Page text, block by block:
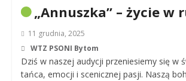
„Annuszka” – życie w
11 grudnia, 2025
WTZ PSONI Bytom
Dziś w naszej audycji przeniesiemy się w
tańca, emocji i scenicznej pasji. Naszą